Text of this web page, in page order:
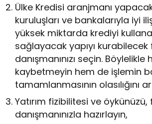
Ülke Kredisi aranjmanı
kuruluşları ve bankalarıyla iyi
yüksek miktarda krediyi
sağlayacak yapıyı
danışmanınızı seçin.
kaybetmeyin hem de işlemin
tamamlanmasının olasılığını
Yatırım fizibilitesi ve
danışmanınızla hazırlayın,